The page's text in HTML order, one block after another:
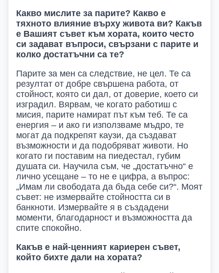
Какво мислите за парите? Какво е
тяхното влияние върху живота ви? Какъв
е Вашият съвет към хората, които често
си задават въпроси, свързани с парите и
колко достатъчни са те?
Парите за мен са следствие, не цел. Те са
резултат от добре свършена работа, от
стойност, която си дал, от доверие, което си
изградил. Вярвам, че когато работиш с
мисия, парите намират път към теб. Те са
енергия – и ако ги използваме мъдро, те
могат да подкрепят каузи, да създават
възможности и да подобряват животи. Но
когато ги поставим на пиедестал, губим
душата си. Научила съм, че „достатъчно“ е
лично усещане – то не е цифра, а въпрос:
„Имам ли свободата да бъда себе си?“. Моят
съвет: не измервайте стойността си в
банкноти. Измервайте я в създадени
моменти, благодарност и възможността да
спите спокойно.
Какъв е най-ценният кариерен съвет,
който бихте дали на хората?